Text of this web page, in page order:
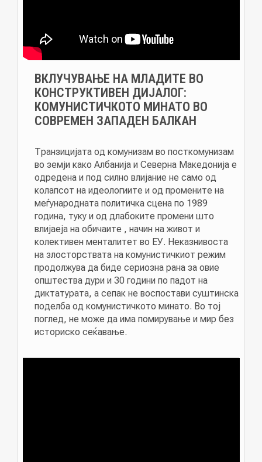
ВКЛУЧУВАЊЕ НА МЛАДИТЕ ВО
КОНСТРУКТИВЕН ДИЈАЛОГ:
КОМУНИСТИЧКОТО МИНАТО ВО
СОВРЕМЕН ЗАПАДЕН БАЛКАН
Транзицијата од комунизам во посткомунизам
во земји како Албанија и Северна Македонија е
одредена и под силно влијание не само од
колапсот на идеологиите и од промените на
меѓународната политичка сцена по 1989
година, туку и од длабоките промени што
влијаеја на обичаите , начин на живот и
колективен менталитет во ЕУ. Неказнивоста
на злосторствата на комунистичкиот режим
продолжува да биде сериозна рана за овие
општества дури и 30 години по падот на
диктатурата, а сепак не воспостави суштинска
поделба од комунистичкото минато. Во тој
поглед, не може да има помирување и мир без
историско сеќавање.